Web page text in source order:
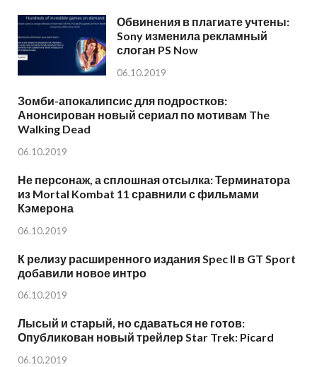
Обвинения в плагиате учтены:
Sony изменила рекламный
слоган PS Now
06.10.2019
Зомби-апокалипсис для подростков:
Анонсирован новый сериал по мотивам The
Walking Dead
06.10.2019
Не персонаж, а сплошная отсылка: Терминатора
из Mortal Kombat 11 сравнили с фильмами
Кэмерона
06.10.2019
К релизу расширенного издания Spec II в GT Sport
добавили новое интро
06.10.2019
Лысый и старый, но сдаваться не готов:
Опубликован новый трейлер Star Trek: Picard
06.10.2019